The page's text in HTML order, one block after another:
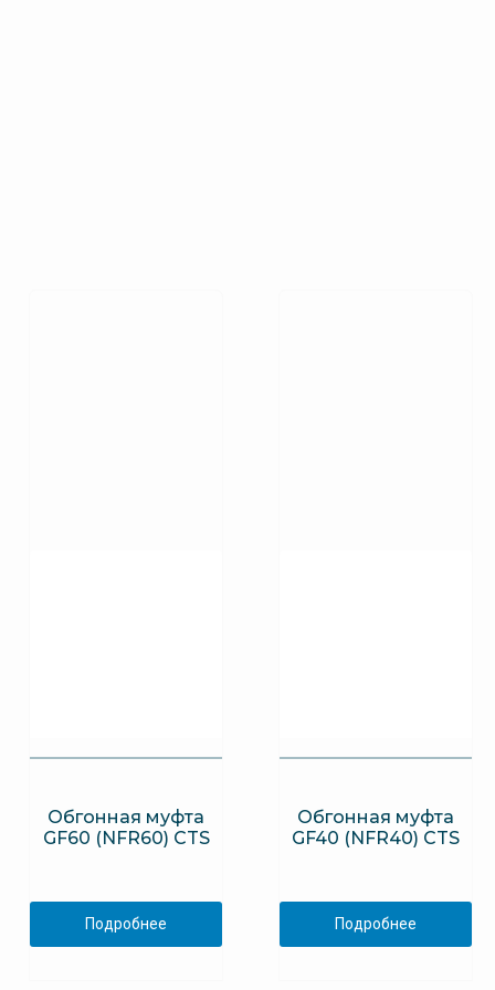
Обгонная муфта
GF60 (NFR60) CTS
Подробнее
Обгонная муфта
GF40 (NFR40) CTS
Подробнее